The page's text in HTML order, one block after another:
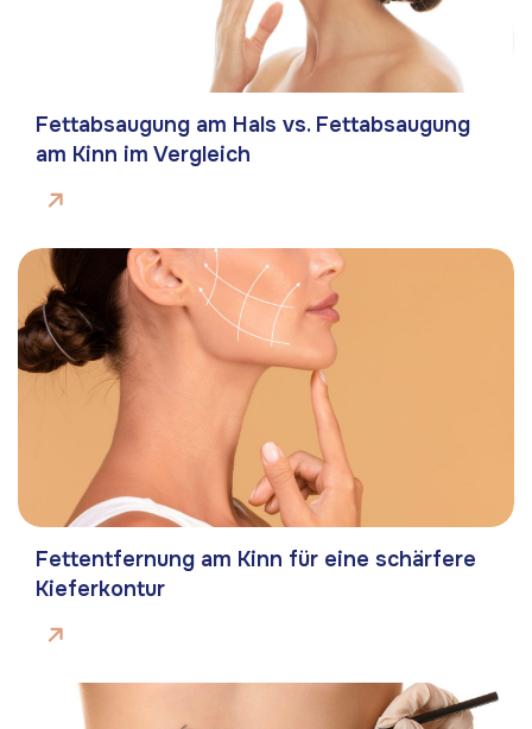
Fettabsaugung am Hals vs. Fettabsaugung
am Kinn im Vergleich
Fettentfernung am Kinn für eine schärfere
Kieferkontur